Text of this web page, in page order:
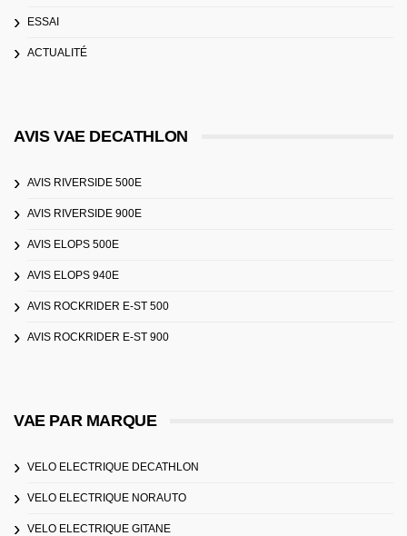
ESSAI
ACTUALITÉ
AVIS VAE DECATHLON
AVIS RIVERSIDE 500E
AVIS RIVERSIDE 900E
AVIS ELOPS 500E
AVIS ELOPS 940E
AVIS ROCKRIDER E-ST 500
AVIS ROCKRIDER E-ST 900
VAE PAR MARQUE
VELO ELECTRIQUE DECATHLON
VELO ELECTRIQUE NORAUTO
VELO ELECTRIQUE GITANE